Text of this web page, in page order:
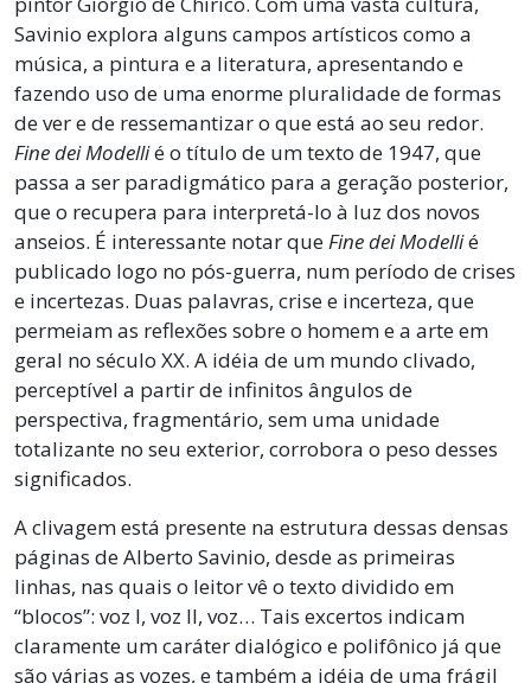
Savinio explora alguns campos artísticos como a
música, a pintura e a literatura, apresentando e
fazendo uso de uma enorme pluralidade de formas
de ver e de ressemantizar o que está ao seu redor.
Fine dei Modellié o título de um texto de 1947, que
passa a ser paradigmático para a geração posterior,
que o recupera para interpretá-lo à luz dos novos
anseios. É interessante notar queFine dei Modellié
publicado logo no pós-guerra, num período de crises
e incertezas. Duas palavras, crise e incerteza, que
permeiam as reflexões sobre o homem e a arte em
geral no século XX. A idéia de um mundo clivado,
perceptível a partir de infinitos ângulos de
perspectiva, fragmentário, sem uma unidade
totalizante no seu exterior, corrobora o peso desses
significados.
A clivagem está presente na estrutura dessas densas
páginas de Alberto Savinio, desde as primeiras
linhas, nas quais o leitor vê o texto dividido em
“blocos”: voz I, voz II, voz… Tais excertos indicam
claramente um caráter dialógico e polifônico já que
são várias as vozes, e também a idéia de uma frágil